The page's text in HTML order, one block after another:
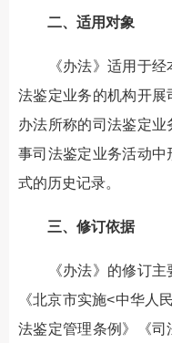
二、适用对象
《办法》适用于经
法鉴定业务的机构开
办法所称的司法鉴定
事司法鉴定业务活动
式的历史记录。
三、修订依据
《办法》的修订主要
《北京市实施<中华人
法鉴定管理条例》《